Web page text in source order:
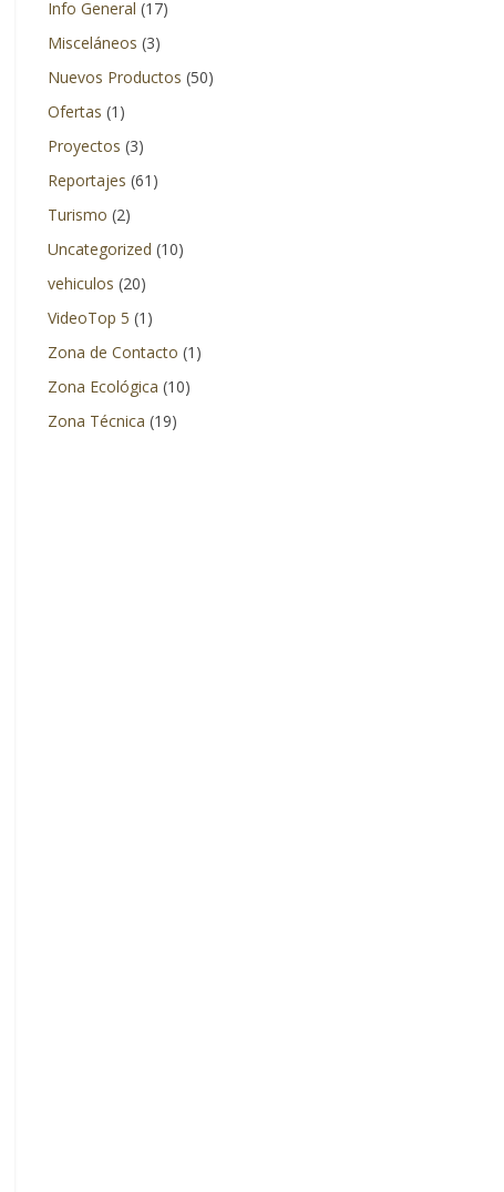
Info General (17)
Misceláneos (3)
Nuevos Productos (50)
Ofertas (1)
Proyectos (3)
Reportajes (61)
Turismo (2)
Uncategorized (10)
vehiculos (20)
VideoTop 5 (1)
Zona de Contacto (1)
Zona Ecológica (10)
Zona Técnica (19)